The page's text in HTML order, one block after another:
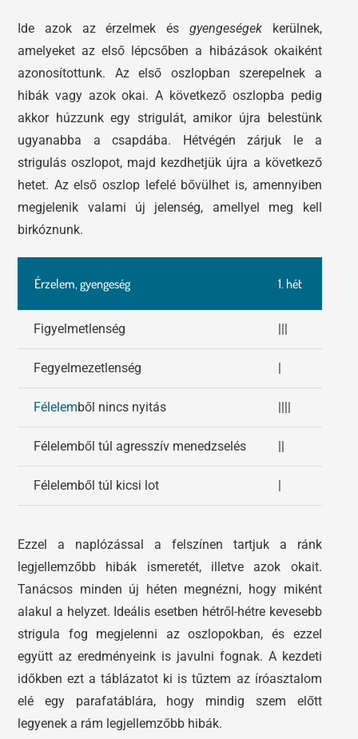
Ide azok az érzelmek és gyengeségekkerülnek,
amelyeket az első lépcsőben a hibázások okaiként
azonosítottunk. Az első oszlopban szerepelnek a
hibák vagy azok okai. A következő oszlopba pedig
akkor húzzunk egy strigulát, amikor újra belestünk
ugyanabba a csapdába. Hétvégén zárjuk le a
strigulás oszlopot, majd kezdhetjük újra a következő
hetet. Az első oszlop lefelé bővülhet is, amennyiben
megjelenik valami új jelenség, amellyel meg kell
birkóznunk.
Érzelem, gyengeség 1. hét
Figyelmetlenség |||
Fegyelmezetlenség |
Félelemből nincs nyitás ||||
Félelemből túl agresszív menedzselés ||
Félelemből túl kicsi lot |
Ezzel a naplózással a felszínen tartjuk a ránk
legjellemzőbb hibák ismeretét, illetve azok okait.
Tanácsos minden új héten megnézni, hogy miként
alakul a helyzet. Ideális esetben hétről-hétre kevesebb
strigula fog megjelenni az oszlopokban, és ezzel
együtt az eredményeink is javulni fognak. A kezdeti
időkben ezt a táblázatot ki is tűztem az íróasztalom
elé egy parafatáblára, hogy mindig szem előtt
legyenek a rám legjellemzőbb hibák.